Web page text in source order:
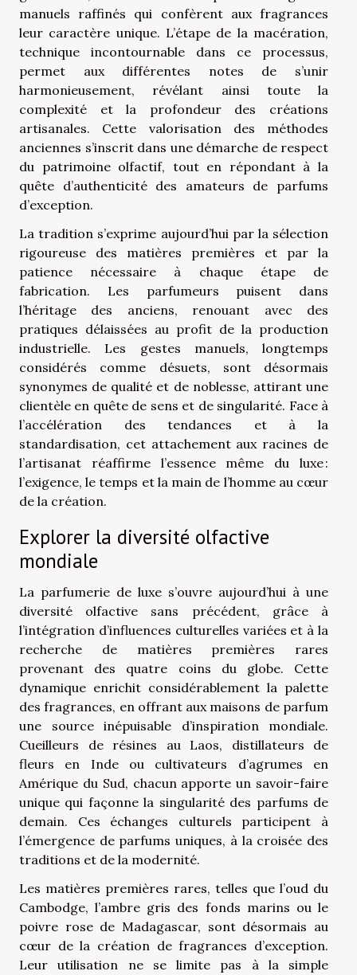
manuels raffinés qui confèrent aux fragrances
leur caractère unique. L’étape de la macération,
technique incontournable dans ce processus,
permet aux différentes notes de s’unir
harmonieusement, révélant ainsi toute la
complexité et la profondeur des créations
artisanales. Cette valorisation des méthodes
anciennes s’inscrit dans une démarche de respect
du patrimoine olfactif, tout en répondant à la
quête d’authenticité des amateurs de parfums
d’exception.
La tradition s’exprime aujourd’hui par la sélection
rigoureuse des matières premières et par la
patience nécessaire à chaque étape de
fabrication. Les parfumeurs puisent dans
l’héritage des anciens, renouant avec des
pratiques délaissées au profit de la production
industrielle. Les gestes manuels, longtemps
considérés comme désuets, sont désormais
synonymes de qualité et de noblesse, attirant une
clientèle en quête de sens et de singularité. Face à
l’accélération des tendances et à la
standardisation, cet attachement aux racines de
l’artisanat réaffirme l’essence même du luxe :
l’exigence, le temps et la main de l’homme au cœur
de la création.
Explorer la diversité olfactive
mondiale
La parfumerie de luxe s’ouvre aujourd’hui à une
diversité olfactive sans précédent, grâce à
l’intégration d’influences culturelles variées et à la
recherche de matières premières rares
provenant des quatre coins du globe. Cette
dynamique enrichit considérablement la palette
des fragrances, en offrant aux maisons de parfum
une source inépuisable d’inspiration mondiale.
Cueilleurs de résines au Laos, distillateurs de
fleurs en Inde ou cultivateurs d’agrumes en
Amérique du Sud, chacun apporte un savoir-faire
unique qui façonne la singularité des parfums de
demain. Ces échanges culturels participent à
l’émergence de parfums uniques, à la croisée des
traditions et de la modernité.
Les matières premières rares, telles que l’oud du
Cambodge, l’ambre gris des fonds marins ou le
poivre rose de Madagascar, sont désormais au
cœur de la création de fragrances d’exception.
Leur utilisation ne se limite pas à la simple